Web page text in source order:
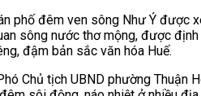
phố đêm ven sông Như Ý được
sông nước thơ mộng, được
đậm bản sắc văn hóa Huế.
Chủ tịch UBND phường Thuận